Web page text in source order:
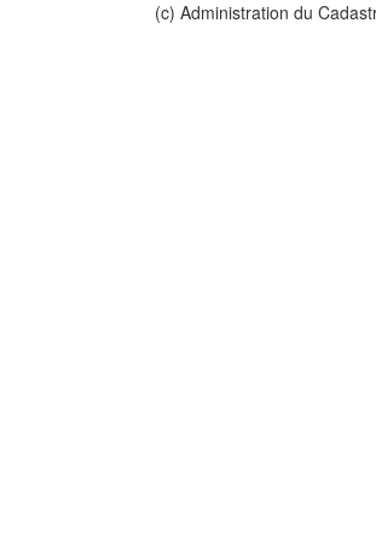
(c) Administration du